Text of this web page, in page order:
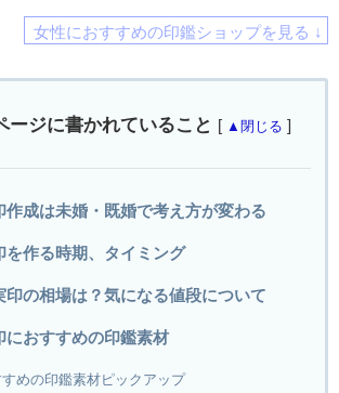
女性におすすめの印鑑ショップを見る ↓
ージに書かれていること [ ▲閉じる ]
作成は未婚・既婚で考え方が変わる
を作る時期、タイミング
印の相場は？気になる値段について
におすすめの印鑑素材
めの印鑑素材ピックアップ